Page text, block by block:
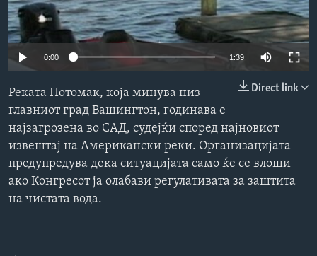
ИНТЕРВЈУА
Јазици
0:00 1:39
Direct link
Реката Потомак, која минува низ
главниот град Вашингтон, годинава е
најзагрозена во САД, судејќи според најновиот
извештај на Американски реки. Организацијата
предупредува дека ситуацијата само ќе се влоши
ако Конгресот ја олабави регулативата за заштита
на чистата вода.